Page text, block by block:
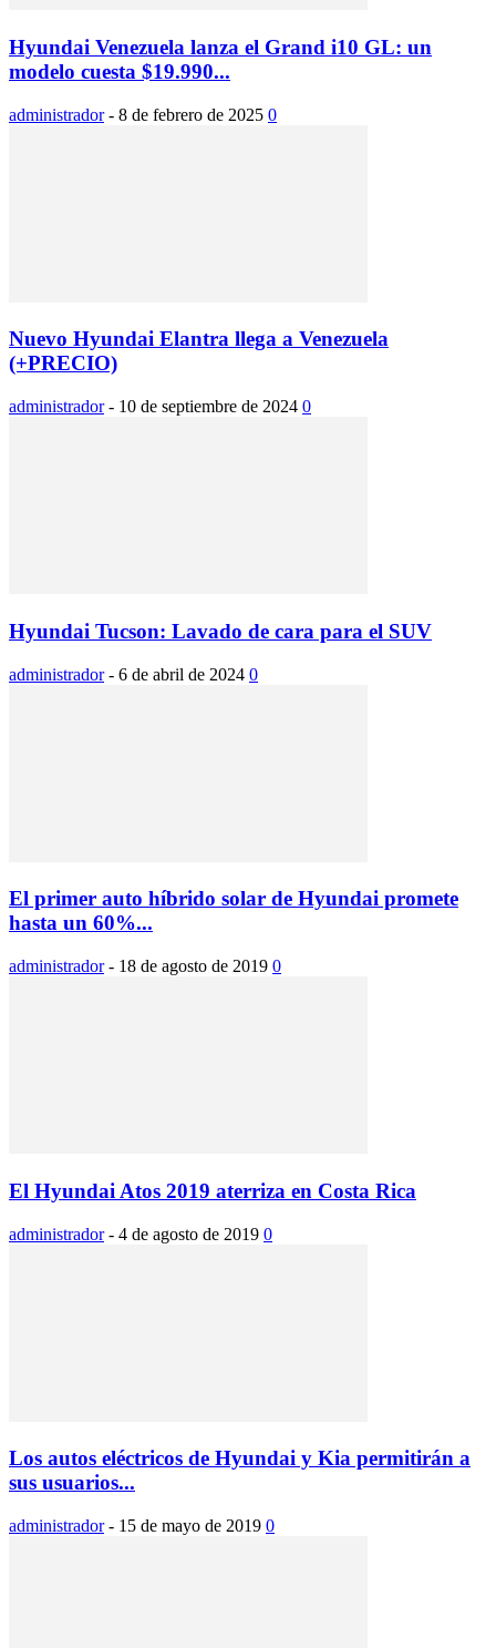
Hyundai Venezuela lanza el Grand i10 GL: un
modelo cuesta $19.990...
administrador - 8 de febrero de 2025 0
Nuevo Hyundai Elantra llega a Venezuela
(+PRECIO)
administrador - 10 de septiembre de 2024 0
Hyundai Tucson: Lavado de cara para el SUV
administrador - 6 de abril de 2024 0
El primer auto híbrido solar de Hyundai promete
hasta un 60%...
administrador - 18 de agosto de 2019 0
El Hyundai Atos 2019 aterriza en Costa Rica
administrador - 4 de agosto de 2019 0
Los autos eléctricos de Hyundai y Kia permitirán a
sus usuarios...
administrador - 15 de mayo de 2019 0